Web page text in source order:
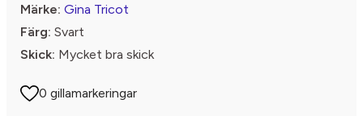
Märke: Gina Tricot
Färg: Svart
Skick: Mycket bra skick
0 gillamarkeringar